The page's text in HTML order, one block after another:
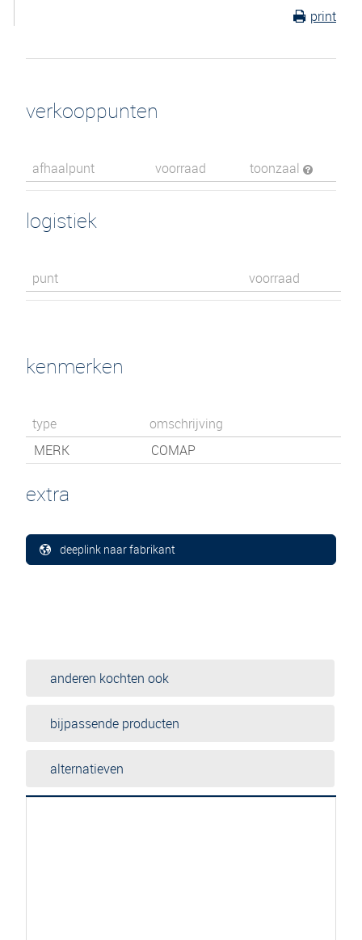
print
verkooppunten
afhaalpunt voorraad toonzaal
logistiek
punt voorraad
kenmerken
type
omschrijving
MERK
COMAP
extra
deeplink naar fabrikant
anderen kochten ook
bijpassende producten
alternatieven